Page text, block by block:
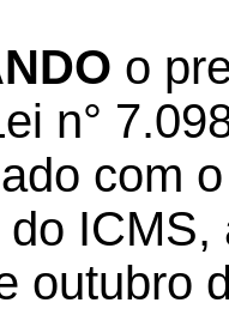
o
n°
com
outubro